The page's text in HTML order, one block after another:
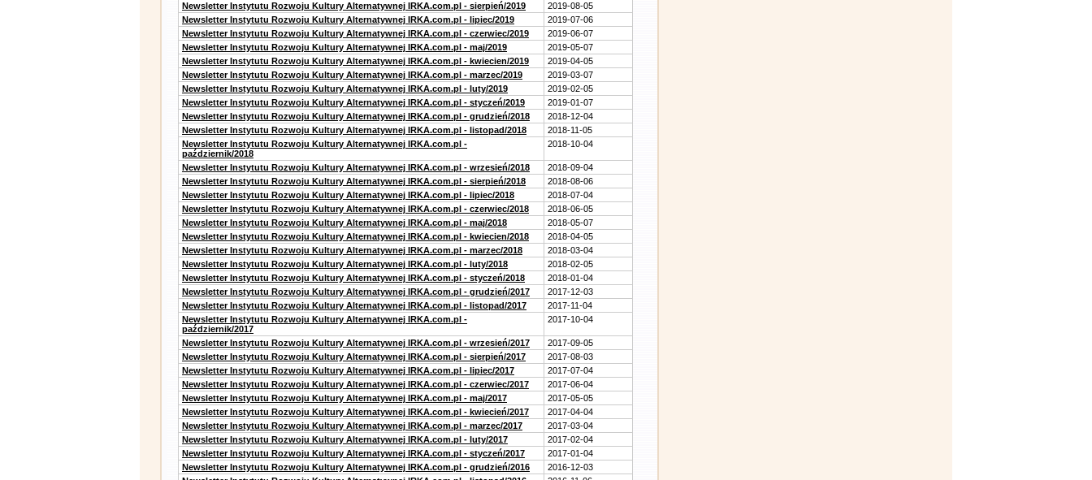
Newsletter Instytutu Rozwoju Kultury Alternatywnej IRKA.com.pl - sierpień/2019
2019-08-05
Newsletter Instytutu Rozwoju Kultury Alternatywnej IRKA.com.pl - lipiec/2019
2019-07-06
Newsletter Instytutu Rozwoju Kultury Alternatywnej IRKA.com.pl - czerwiec/2019
2019-06-07
Newsletter Instytutu Rozwoju Kultury Alternatywnej IRKA.com.pl - maj/2019
2019-05-07
Newsletter Instytutu Rozwoju Kultury Alternatywnej IRKA.com.pl - kwiecien/2019
2019-04-05
Newsletter Instytutu Rozwoju Kultury Alternatywnej IRKA.com.pl - marzec/2019
2019-03-07
Newsletter Instytutu Rozwoju Kultury Alternatywnej IRKA.com.pl - luty/2019
2019-02-05
Newsletter Instytutu Rozwoju Kultury Alternatywnej IRKA.com.pl - styczeń/2019
2019-01-07
Newsletter Instytutu Rozwoju Kultury Alternatywnej IRKA.com.pl - grudzień/2018
2018-12-04
Newsletter Instytutu Rozwoju Kultury Alternatywnej IRKA.com.pl - listopad/2018
2018-11-05
Newsletter Instytutu Rozwoju Kultury Alternatywnej IRKA.com.pl -
październik/2018
2018-10-04
Newsletter Instytutu Rozwoju Kultury Alternatywnej IRKA.com.pl - wrzesień/2018
2018-09-04
Newsletter Instytutu Rozwoju Kultury Alternatywnej IRKA.com.pl - sierpień/2018
2018-08-06
Newsletter Instytutu Rozwoju Kultury Alternatywnej IRKA.com.pl - lipiec/2018
2018-07-04
Newsletter Instytutu Rozwoju Kultury Alternatywnej IRKA.com.pl - czerwiec/2018
2018-06-05
Newsletter Instytutu Rozwoju Kultury Alternatywnej IRKA.com.pl - maj/2018
2018-05-07
Newsletter Instytutu Rozwoju Kultury Alternatywnej IRKA.com.pl - kwiecien/2018
2018-04-05
Newsletter Instytutu Rozwoju Kultury Alternatywnej IRKA.com.pl - marzec/2018
2018-03-04
Newsletter Instytutu Rozwoju Kultury Alternatywnej IRKA.com.pl - luty/2018
2018-02-05
Newsletter Instytutu Rozwoju Kultury Alternatywnej IRKA.com.pl - styczeń/2018
2018-01-04
Newsletter Instytutu Rozwoju Kultury Alternatywnej IRKA.com.pl - grudzień/2017
2017-12-03
Newsletter Instytutu Rozwoju Kultury Alternatywnej IRKA.com.pl - listopad/2017
2017-11-04
Newsletter Instytutu Rozwoju Kultury Alternatywnej IRKA.com.pl -
październik/2017
2017-10-04
Newsletter Instytutu Rozwoju Kultury Alternatywnej IRKA.com.pl - wrzesień/2017
2017-09-05
Newsletter Instytutu Rozwoju Kultury Alternatywnej IRKA.com.pl - sierpień/2017
2017-08-03
Newsletter Instytutu Rozwoju Kultury Alternatywnej IRKA.com.pl - lipiec/2017
2017-07-04
Newsletter Instytutu Rozwoju Kultury Alternatywnej IRKA.com.pl - czerwiec/2017
2017-06-04
Newsletter Instytutu Rozwoju Kultury Alternatywnej IRKA.com.pl - maj/2017
2017-05-05
Newsletter Instytutu Rozwoju Kultury Alternatywnej IRKA.com.pl - kwiecień/2017
2017-04-04
Newsletter Instytutu Rozwoju Kultury Alternatywnej IRKA.com.pl - marzec/2017
2017-03-04
Newsletter Instytutu Rozwoju Kultury Alternatywnej IRKA.com.pl - luty/2017
2017-02-04
Newsletter Instytutu Rozwoju Kultury Alternatywnej IRKA.com.pl - styczeń/2017
2017-01-04
Newsletter Instytutu Rozwoju Kultury Alternatywnej IRKA.com.pl - grudzień/2016
2016-12-03